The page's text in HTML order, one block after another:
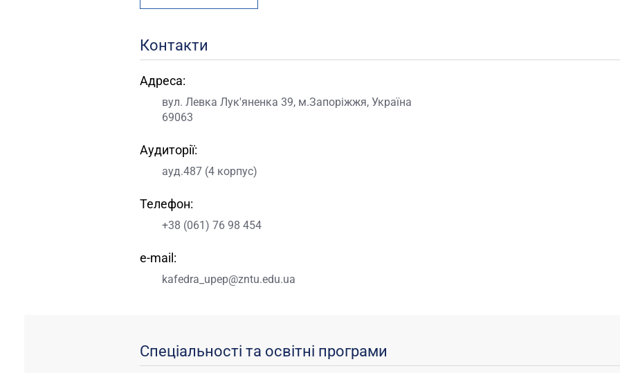
Контакти
Адреса:
вул. Левка Лук'яненка 39, м.Запоріжжя, Україна
69063
Аудиторії:
ауд.487 (4 корпус)
Телефон:
+38 (061) 76 98 454
e-mail:
kafedra_upep@zntu.edu.ua
Спеціальності та освітні програми